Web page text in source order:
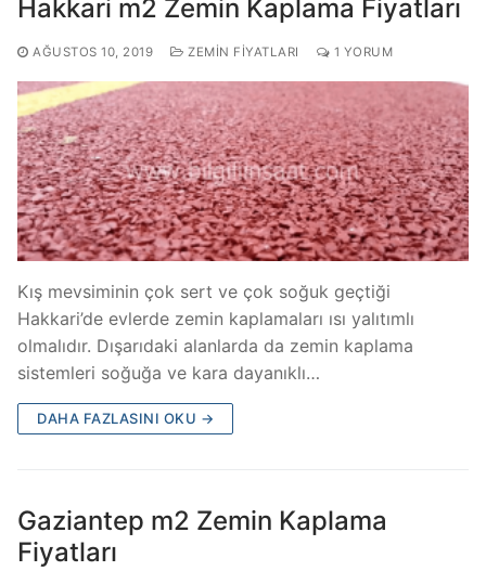
Hakkari m2 Zemin Kaplama Fiyatları
AĞUSTOS 10, 2019 ZEMIN FIYATLARI 1 YORUM
Kış mevsiminin çok sert ve çok soğuk geçtiği
Hakkari’de evlerde zemin kaplamaları ısı yalıtımlı
olmalıdır. Dışarıdaki alanlarda da zemin kaplama
sistemleri soğuğa ve kara dayanıklı…
DAHA FAZLASINI OKU →
Gaziantep m2 Zemin Kaplama
Fiyatları